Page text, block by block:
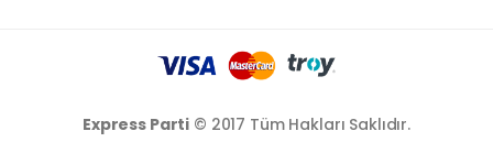
Express Parti © 2017 Tüm Hakları Saklıdır.